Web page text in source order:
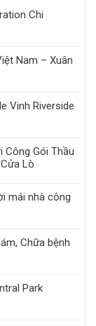
Chi
Nam – Xuân
Vinh Riverside
Công Gói Thầu
Lò
mái nhà công
Chữa bệnh
Park